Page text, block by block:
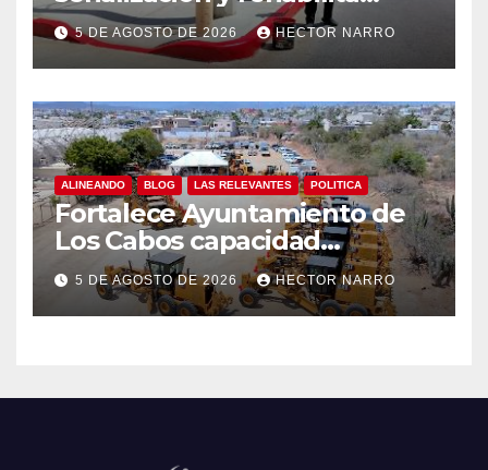
cruces peatonales en Los
Cabos
5 DE AGOSTO DE 2026 HECTOR NARRO
ALINEANDO BLOG LAS RELEVANTES POLITICA
Fortalece Ayuntamiento de
Los Cabos capacidad
operativa de Servicios
Públicos con recursos del
FISAM
5 DE AGOSTO DE 2026 HECTOR NARRO